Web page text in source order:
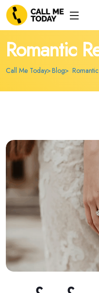
Romantic
Call Me Today Blog